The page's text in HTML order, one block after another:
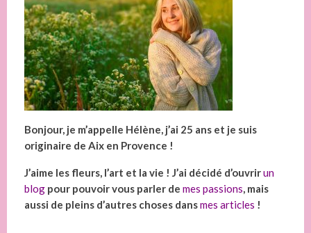
Bonjour, je m’appelle Hélène, j’ai 25 ans et je suis
originaire de Aix en Provence !
J’aime les fleurs, l’art et la vie ! J’ai décidé d’ouvrirun
blog pour pouvoir vous parler de mes passions, mais
aussi de pleins d’autres choses dansmes articles !